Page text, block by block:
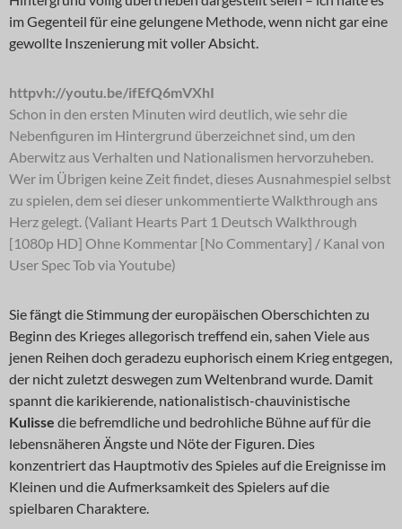
im Gegenteil für eine gelungene Methode, wenn nicht gar eine
gewollte Inszenierung mit voller Absicht.
httpvh://youtu.be/ifEfQ6mVXhI
Schon in den ersten Minuten wird deutlich, wie sehr die
Nebenfiguren im Hintergrund überzeichnet sind, um den
Aberwitz aus Verhalten und Nationalismen hervorzuheben.
Wer im Übrigen keine Zeit findet, dieses Ausnahmespiel selbst
zu spielen, dem sei dieser unkommentierte Walkthrough ans
Herz gelegt. (Valiant Hearts Part 1 Deutsch Walkthrough
[1080p HD] Ohne Kommentar [No Commentary] / Kanal von
User Spec Tob via Youtube)
Sie fängt die Stimmung der europäischen Oberschichten zu
Beginn des Krieges allegorisch treffend ein, sahen Viele aus
jenen Reihen doch geradezu euphorisch einem Krieg entgegen,
der nicht zuletzt deswegen zum Weltenbrand wurde. Damit
spannt die karikierende, nationalistisch-chauvinistische
Kulisse die befremdliche und bedrohliche Bühne auf für die
lebensnäheren Ängste und Nöte der Figuren. Dies
konzentriert das Hauptmotiv des Spieles auf die Ereignisse im
Kleinen und die Aufmerksamkeit des Spielers auf die
spielbaren Charaktere.